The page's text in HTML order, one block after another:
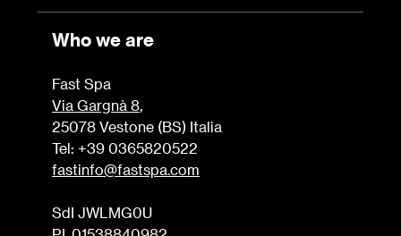
Who we are
Fast Spa
Via Gargnà 8,
25078 Vestone (BS) Italia
Tel: +39 0365820522
fastinfo@fastspa.com
SdI JWLMG0U